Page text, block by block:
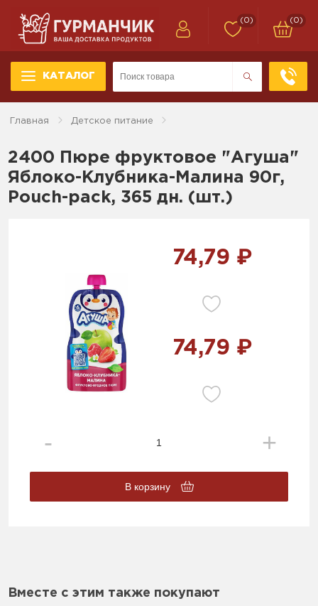
КАТАЛОГ
(0) (0)
Главная Детское питание
2400 Пюре фруктовое "Агуша"
Яблоко-Клубника-Малина 90г,
Pouch-pack, 365 дн. (шт.)
74,79 ₽
74,79 ₽
В корзину
Вместе с этим также покупают